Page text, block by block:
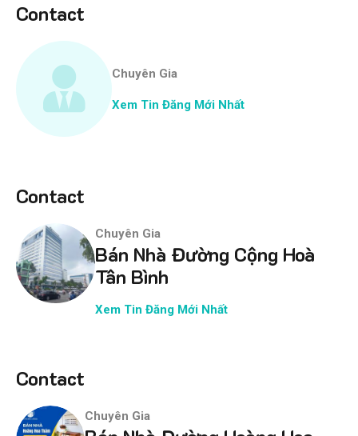
Contact
Chuyên Gia
Xem Tin Đăng Mới Nhất
Contact
Chuyên Gia
Bán Nhà Đường Cộng Hoà
Tân Bình
Xem Tin Đăng Mới Nhất
Contact
Chuyên Gia